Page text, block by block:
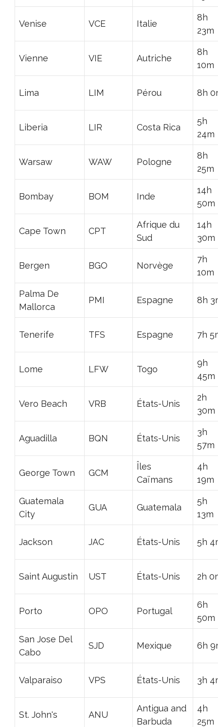
Venise VCE Italie
8h
23m
Vienne VIE Autriche
8h
10m
Lima LIM Pérou 8h
Liberia LIR Costa Rica
5h
24m
Warsaw WAW Pologne
8h
25m
Bombay BOM Inde
14h
50m
Cape Town CPT
Afrique du
Sud
14h
30m
Bergen BGO Norvège
7h
10m
Palma De
Mallorca
PMI Espagne 8h
Tenerife TFS Espagne 7h
Lome LFW Togo
9h
45m
Vero Beach VRB États-Unis
2h
30m
Aguadilla BQN États-Unis
3h
57m
George Town GCM
Îles
Caïmans
4h
19m
Guatemala
City
GUA Guatemala
5h
13m
Jackson JAC États-Unis 5h
Saint Augustin UST États-Unis 2h
Porto OPO Portugal
6h
50m
San Jose Del
Cabo
SJD Mexique 6h
Valparaiso VPS États-Unis 3h
St. John's ANU
Antigua and
Barbuda
4h
25m